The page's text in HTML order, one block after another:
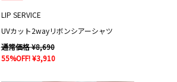
LIP SERVICE
UVカット2wayリボンシアーシャツ
通常価格 ¥8,690
55%OFF! ¥3,910